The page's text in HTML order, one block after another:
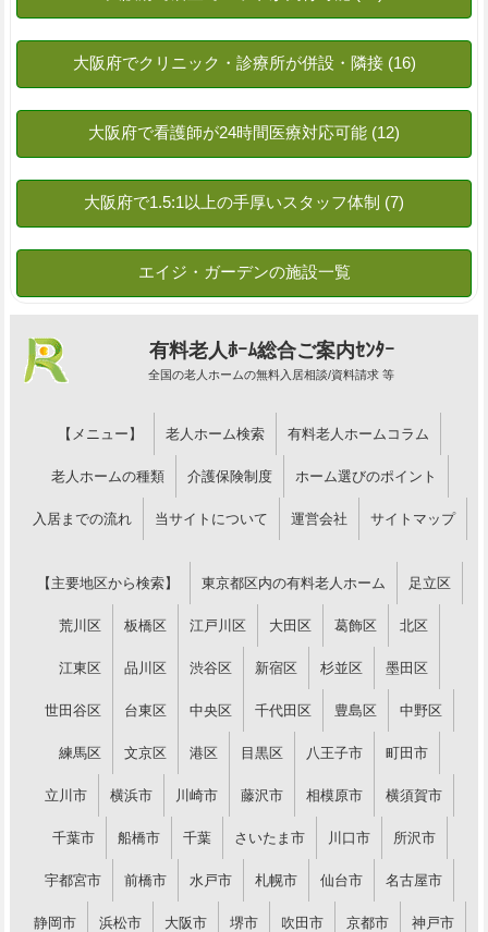
有料老人ﾎｰﾑ総合ご案内ｾﾝﾀｰ
全国の老人ホームの無料入居相談/資料請求 等
【メニュー】 老人ホーム検索 有料老人ホームコラム
老人ホームの種類 介護保険制度 ホーム選びのポイント
入居までの流れ 当サイトについて 運営会社 サイトマップ
【主要地区から検索】 東京都区内の有料老人ホーム 足立区
荒川区 板橋区 江戸川区 大田区 葛飾区 北区
江東区 品川区 渋谷区 新宿区 杉並区 墨田区
世田谷区 台東区 中央区 千代田区 豊島区 中野区
練馬区 文京区 港区 目黒区 八王子市 町田市
立川市 横浜市 川崎市 藤沢市 相模原市 横須賀市
千葉市 船橋市 千葉 さいたま市 川口市 所沢市
宇都宮市 前橋市 水戸市 札幌市 仙台市 名古屋市
静岡市 浜松市 大阪市 堺市 吹田市 京都市 神戸市